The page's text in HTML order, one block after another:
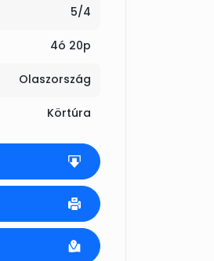
5/4
4ó 20p
Olaszország
Körtúra